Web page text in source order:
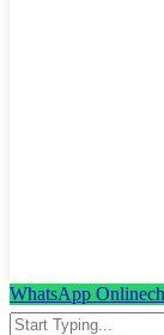
WhatsApp